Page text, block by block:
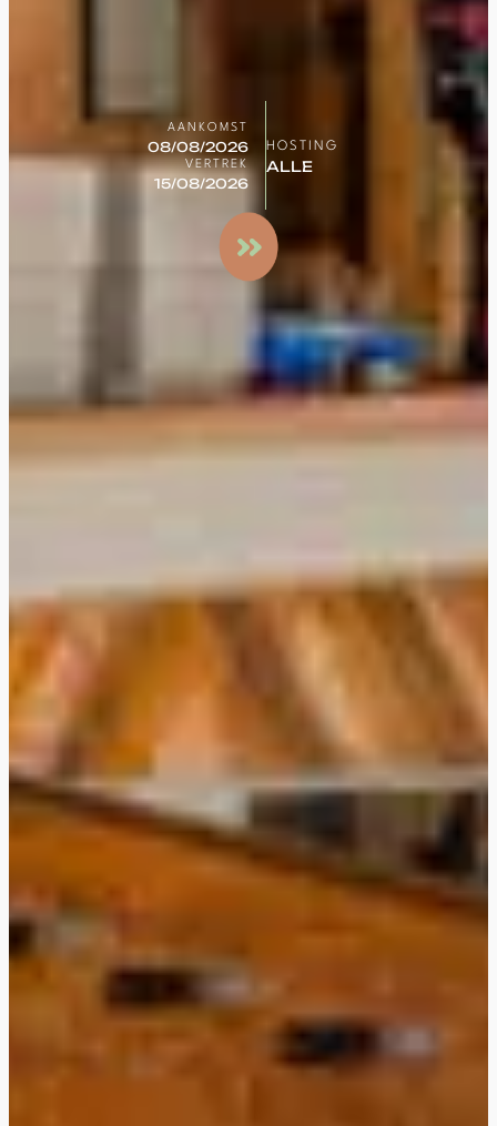
AANKOMST
VERTREK
HOSTING
Een
vakantie
zoeken